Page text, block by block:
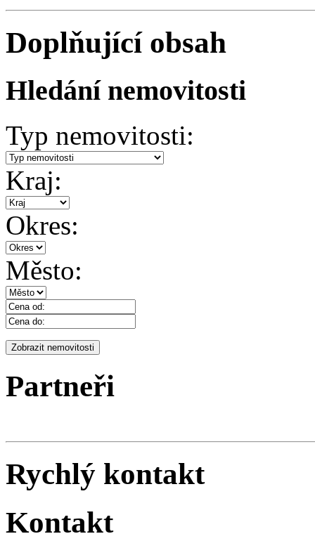
Doplňující obsah
Hledání nemovitosti
Typ nemovitosti:
Kraj:
Okres:
Město:
Partneři
Rychlý kontakt
Kontakt